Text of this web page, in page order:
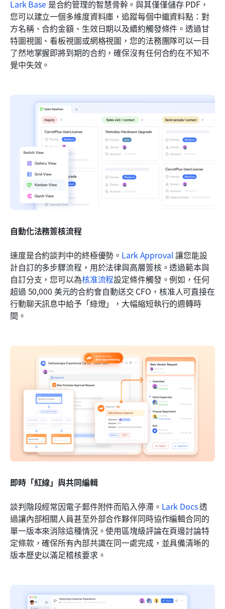
Lark Base 是合約管理的智慧骨幹。與其僅僅儲存 PDF，
您可以建立一個多維度資料庫，追蹤每個中繼資料點：對
方名稱、合約金額、生效日期以及續約觸發條件。透過甘
特圖視圖、看板視圖或網格視圖，您的法務團隊可以一目
了然地掌握即將到期的合約，確保沒有任何合約在不知不
覺中失效。
自動化法務簽核流程
速度是合約談判中的終極優勢。 Lark Approval 讓您能設
計自訂的多步驟流程，用於法律與高層簽核。透過範本與
自訂分支，您可以為核准流程設定條件觸發。例如，任何
超過 50,000 美元的合約會自動送交 CFO，核准人可直接在
行動聊天訊息中給予「綠燈」，大幅縮短執行的週轉時
間。
即時「紅線」與共同編輯
談判階段經常因電子郵件附件而陷入停滯。 Lark Docs 透
過讓內部相關人員甚至外部合作夥伴同時協作編輯合同的
單一版本來消除這種情況。使用區塊級評論在頁邊討論特
定條款，確保所有內部共識在同一處完成，並具備清晰的
版本歷史以滿足稽核要求。